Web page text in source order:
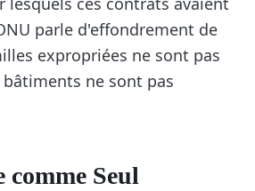
parle d'effondrement de
expropriées ne sont pas
bâtiments ne sont pas
Seul